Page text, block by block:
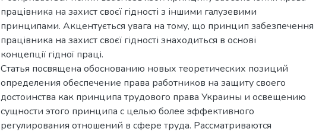
працівника на захист своєї гідності з іншими галузевими
принципами. Акцентується увага на тому, що принцип забезпечення
працівника на захист своєї гідності знаходиться в основі
концепції гідної праці.
Статья посвящена обоснованию новых теоретических позиций
определения обеспечение права работников на защиту своего
достоинства как принципа трудового права Украины и освещению
сущности этого принципа с целью более эффективного
регулирования отношений в сфере труда. Рассматриваются